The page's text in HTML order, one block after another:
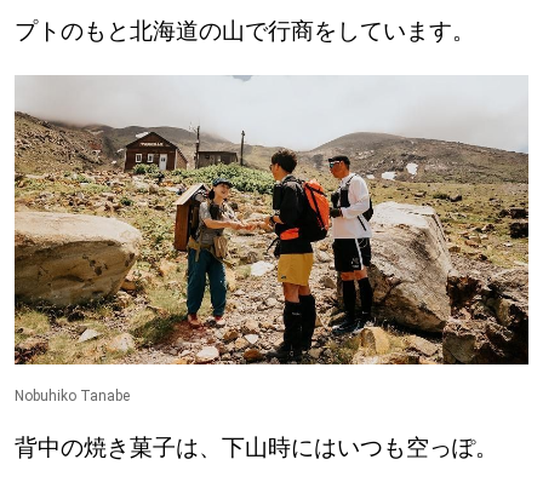
プトのもと北海道の山で行商をしています。
Nobuhiko Tanabe
背中の焼き菓子は、下山時にはいつも空っぽ。